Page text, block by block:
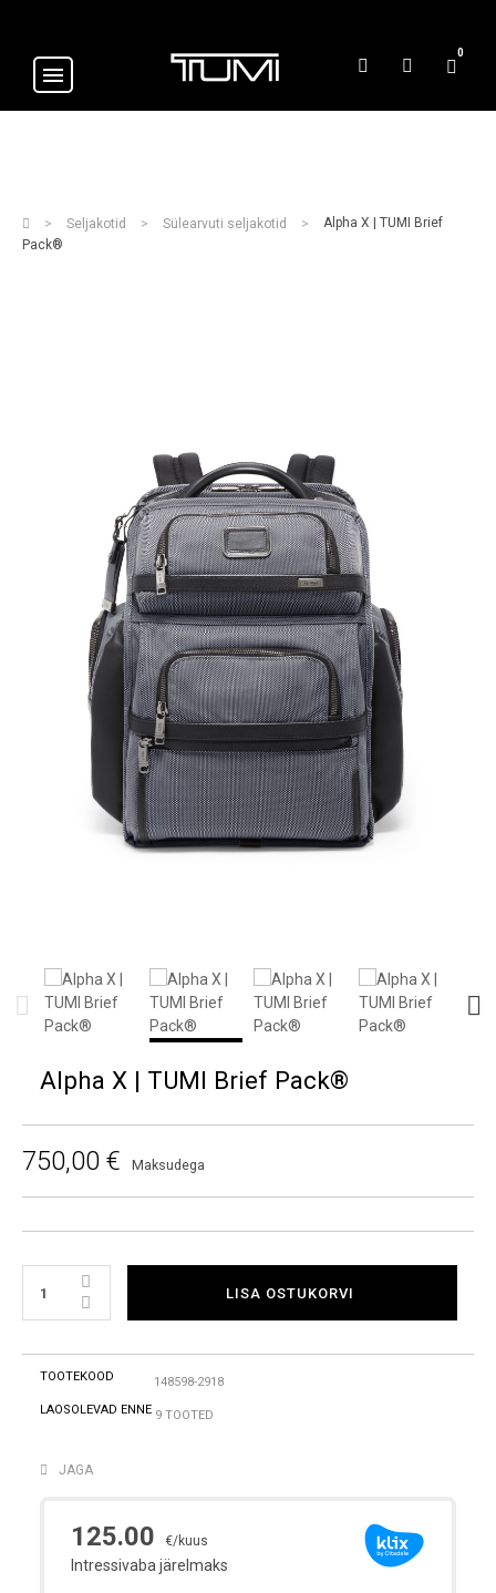
0
Seljakotid Sülearvuti seljakotid
Alpha X | TUMI Brief
Pack®
Alpha X | TUMI Brief Pack®
750,00 € Maksudega
LISA OSTUKORVI
TOOTEKOOD
148598-2918
LAOSOLEVAD ENNE 9 TOOTED
JAGA